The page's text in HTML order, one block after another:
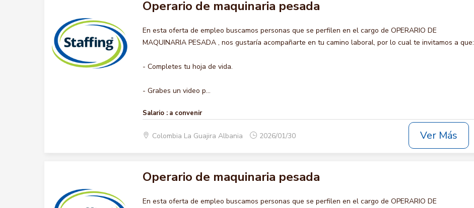
Operario de maquinaria pesada
En esta oferta de empleo buscamos personas que se perfilen en el cargo de OPERARIO DE
MAQUINARIA PESADA , nos gustaría acompañarte en tu camino laboral, por lo cual te invitamos a que:
- Completes tu hoja de vida.
- Grabes un video p...
Salario : a convenir
Colombia La Guajira Albania 2026/01/30 Ver Más
Operario de maquinaria pesada
En esta oferta de empleo buscamos personas que se perfilen en el cargo de OPERARIO DE